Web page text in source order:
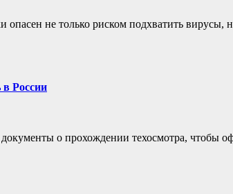
опасен не только риском подхватить
России
о прохождении техосмотра, чтобы